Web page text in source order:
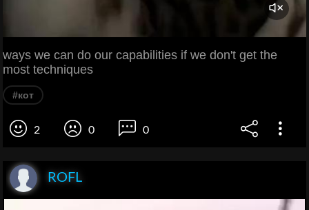
ways we can do our capabilities if we don't get the
most techniques
#кот
2 0 0
ROFL